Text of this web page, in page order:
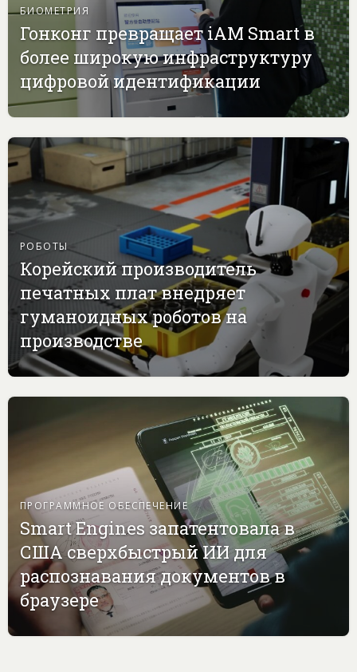
БИОМЕТРИЯ
Гонконг превращает iAM Smart в
более широкую инфраструктуру
цифровой идентификации
РОБОТЫ
Корейский производитель
печатных плат внедряет
гуманоидных роботов на
производстве
ПРОГРАММНОЕ ОБЕСПЕЧЕНИЕ
Smart Engines запатентовала в
США сверхбыстрый ИИ для
распознавания документов в
браузере